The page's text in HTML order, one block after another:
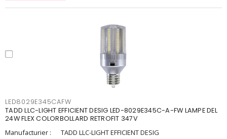
LED8029E345CAFW
TADD LLC-LIGHT EFFICIENT DESIG LED-8029E345C-A-FW LAMPE DEL
24W FLEX COLORBOLLARD RETROFIT 347V
Manufacturier :
TADD LLC-LIGHT EFFICIENT DESIG